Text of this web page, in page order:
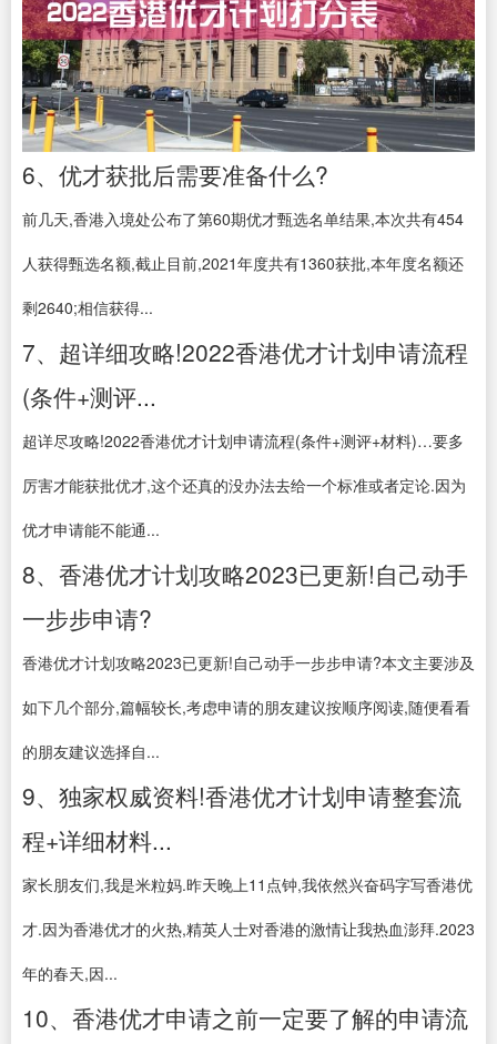
6、优才获批后需要准备什么?
前几天,香港入境处公布了第60期优才甄选名单结果,本次共有454
人获得甄选名额,截止目前,2021年度共有1360获批,本年度名额还
剩2640;相信获得...
7、超详细攻略!2022香港优才计划申请流程
(条件+测评...
超详尽攻略!2022香港优才计划申请流程(条件+测评+材料)…要多
厉害才能获批优才,这个还真的没办法去给一个标准或者定论.因为
优才申请能不能通...
8、香港优才计划攻略2023已更新!自己动手
一步步申请?
香港优才计划攻略2023已更新!自己动手一步步申请?本文主要涉及
如下几个部分,篇幅较长,考虑申请的朋友建议按顺序阅读,随便看看
的朋友建议选择自...
9、独家权威资料!香港优才计划申请整套流
程+详细材料...
家长朋友们,我是米粒妈.昨天晚上11点钟,我依然兴奋码字写香港优
才.因为香港优才的火热,精英人士对香港的激情让我热血澎拜.2023
年的春天,因...
10、香港优才申请之前一定要了解的申请流